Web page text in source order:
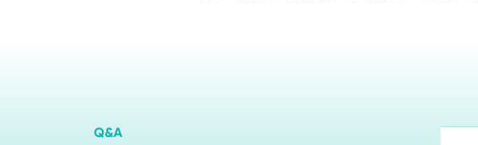
Q&A